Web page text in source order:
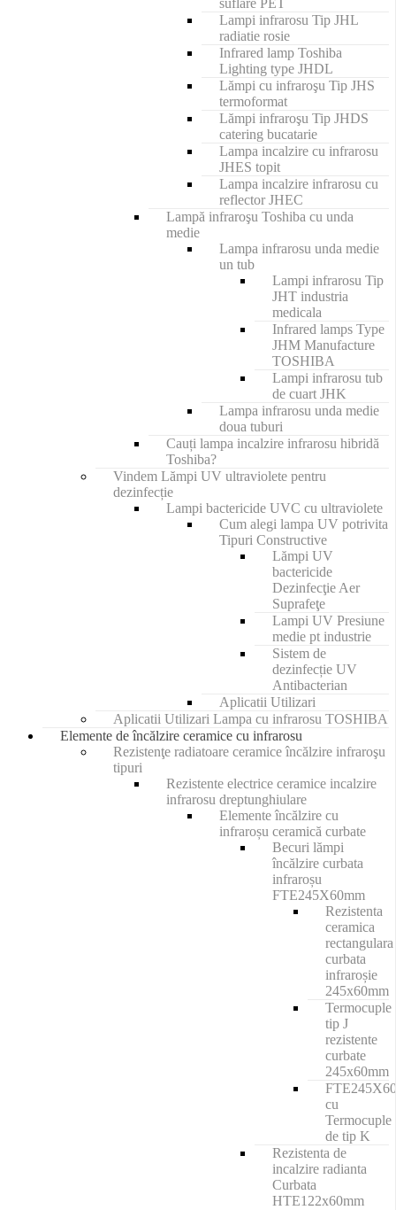
Lampi infrarosu Tip JHL
radiatie rosie
Infrared lamp Toshiba
Lighting type JHDL
Lămpi cu infraroşu Tip JHS
termoformat
Lămpi infraroşu Tip JHDS
catering bucatarie
Lampa incalzire cu infrarosu
JHES topit
Lampa incalzire infrarosu cu
reflector JHEC
Lampă infraroşu Toshiba cu unda
medie
Lampa infrarosu unda medie
un tub
Lampi infrarosu Tip
JHT industria
medicala
Infrared lamps Type
JHM Manufacture
TOSHIBA
Lampi infrarosu tub
de cuart JHK
Lampa infrarosu unda medie
doua tuburi
Cauți lampa incalzire infrarosu hibridă
Toshiba?
Vindem Lămpi UV ultraviolete pentru
dezinfecție
Lampi bactericide UVC cu ultraviolete
Cum alegi lampa UV potrivita
Tipuri Constructive
Lămpi UV
bactericide
Dezinfecţie Aer
Suprafeţe
Lampi UV Presiune
medie pt industrie
Sistem de
dezinfecție UV
Antibacterian
Aplicatii Utilizari
Aplicatii Utilizari Lampa cu infrarosu TOSHIBA
Elemente de încălzire ceramice cu infrarosu
Rezistenţe radiatoare ceramice încălzire infraroşu
tipuri
Rezistente electrice ceramice incalzire
infrarosu dreptunghiulare
Elemente încălzire cu
infraroșu ceramică curbate
Becuri lămpi
încălzire curbata
infraroșu
FTE245X60mm
Rezistenta
ceramica
rectangulara
curbata
infraroșie
245x60mm
Termocuple
tip J
rezistente
curbate
245x60mm
cu
Termocuple
de tip K
Rezistenta de
incalzire radianta
Curbata
HTE122x60mm